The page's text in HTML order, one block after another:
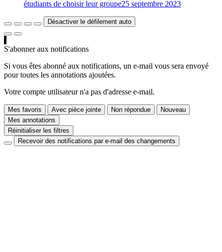
étudiants de choisir leur groupe25 septembre 2023
Désactiver le défilement auto
S'abonner aux notifications
Si vous êtes abonné aux notifications, un e-mail vous sera envoyé
pour toutes les annotations ajoutées.
Votre compte utilisateur n'a pas d'adresse e-mail.
Mes favoris Avec pièce jointe Non répondue
Nouveau
Mes annotations
Réinitialiser les filtres
Recevoir des notifications par e-mail des changements